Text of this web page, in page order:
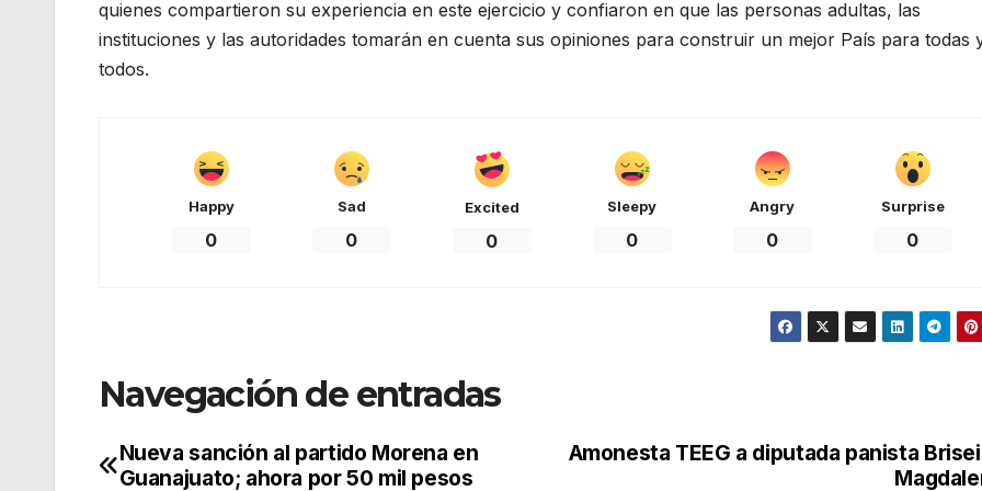
quienes compartieron su experiencia en este ejercicio y confiaron en que las personas adultas, las
instituciones y las autoridades tomarán en cuenta sus opiniones para construir un mejor País para todas
todos.
Happy
0
Sad
0
Excited
0
Sleepy
0
Angry
0
Surprise
0
Navegación de entradas
Amonesta TEEG a diputada panista
Nueva sanción al partido Morena en
Guanajuato; ahora por 50 mil pesos